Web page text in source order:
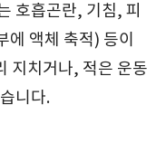
호흡곤란, 기침, 피
액체 축적) 등이
지치거나, 적은 운동
니다.